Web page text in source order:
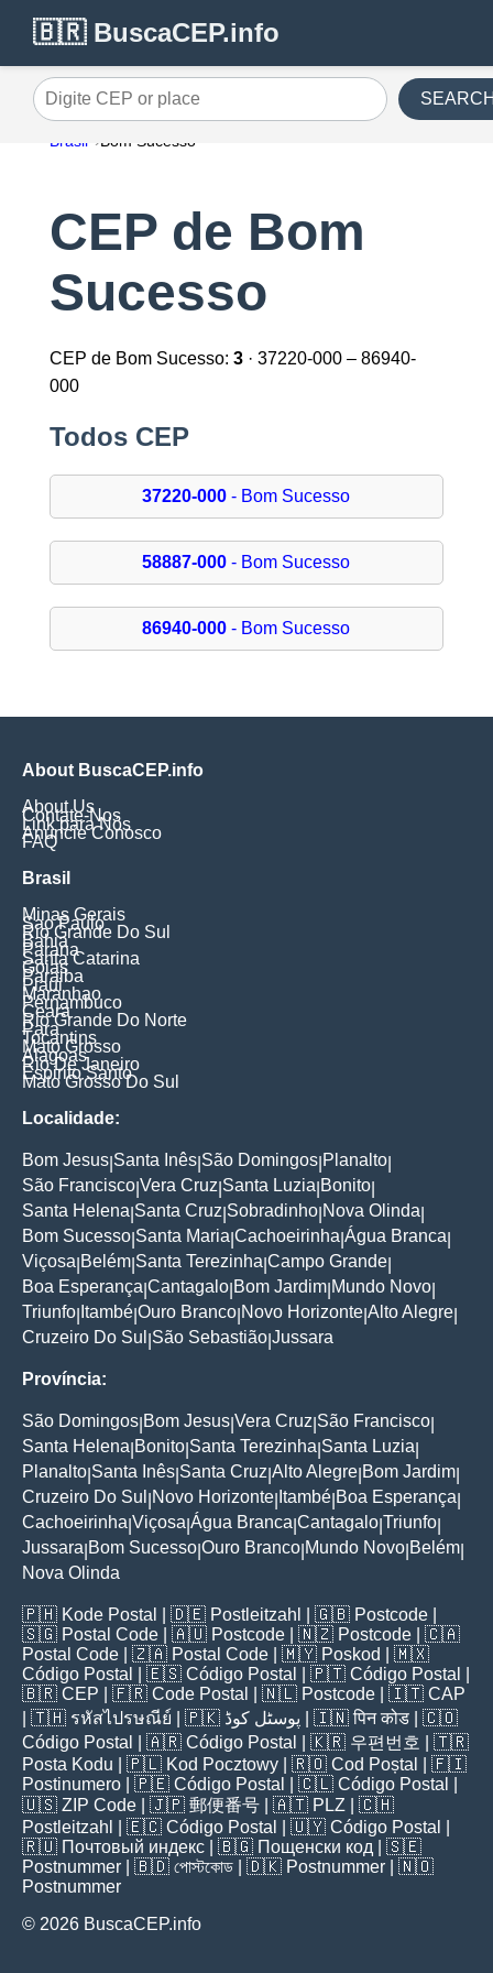
🇧🇷 BuscaCEP.info
Digite CEP or place
Brasil Bom Sucesso
CEP de Bom
Sucesso
CEP de Bom Sucesso: 3· 37220-000 – 86940-
000
Todos CEP
37220-000 - Bom Sucesso
58887-000 - Bom Sucesso
86940-000 - Bom Sucesso
About BuscaCEP.info
About Us
Contate-Nos
Link para Nós
Anuncie Conosco
FAQ
Brasil
Minas Gerais
Sao Paulo
Rio Grande Do Sul
Bahia
Parana
Santa Catarina
Goias
Paraiba
Piaui
Maranhao
Pernambuco
Ceara
Rio Grande Do Norte
Para
Tocantins
Mato Grosso
Alagoas
Rio De Janeiro
Espirito Santo
Mato Grosso Do Sul
Localidade:
Bom Jesus Santa Inês São Domingos Planalto
São Francisco Vera Cruz Santa Luzia Bonito
Santa Helena Santa Cruz Sobradinho Nova Olinda
Bom Sucesso Santa Maria Cachoeirinha Água Branca
Viçosa Belém Santa Terezinha Campo Grande
Boa Esperança Cantagalo Bom Jardim Mundo Novo
Triunfo Itambé Ouro Branco Novo Horizonte Alto Alegre
Cruzeiro Do Sul São Sebastião Jussara
Província:
São Domingos Bom Jesus Vera Cruz São Francisco
Santa Helena Bonito Santa Terezinha Santa Luzia
Planalto Santa Inês Santa Cruz Alto Alegre Bom Jardim
Cruzeiro Do Sul
Novo Horizonte Itambé Boa Esperança
Cachoeirinha Viçosa Água Branca Cantagalo Triunfo
Jussara Bom Sucesso Ouro Branco Mundo Novo Belém
Nova Olinda
🇵🇭 Kode Postal | 🇩🇪 Postleitzahl | 🇬🇧 Postcode
🇸🇬 Postal Code | 🇦🇺 Postcode | 🇳🇿 Postcode | 🇨🇦
Postal Code | 🇿🇦 Postal Code | 🇲🇾 Poskod
| 🇲🇽
Código Postal
| 🇪🇸 Código Postal | 🇵🇹 Código Postal
🇧🇷 CEP | 🇫🇷 Code Postal | 🇳🇱 Postcode | 🇮🇹 CAP
| 🇹🇭 รหัสไปรษณีย์ | 🇵🇰 پوسٹل کوڈ | 🇮🇳पिन कोड | 🇨🇴
Código Postal
| 🇦🇷 Código Postal | 🇰🇷 우편번호
| 🇹🇷
Posta Kodu | 🇵🇱 Kod Pocztowy | 🇷🇴 Cod Poștal
| 🇫🇮
Postinumero | 🇵🇪 Código Postal | 🇨🇱 Código Postal
🇺🇸 ZIP Code | 🇯🇵 郵便番号 | 🇦🇹 PLZ | 🇨🇭
Postleitzahl
| 🇪🇨 Código Postal | 🇺🇾 Código Postal
🇷🇺 Почтовый индекс | 🇧🇬 Пощенски код | 🇸🇪
Postnummer | 🇧🇩 পোস্টকোড | 🇩🇰 Postnummer | 🇳🇴
Postnummer
© 2026 BuscaCEP.info